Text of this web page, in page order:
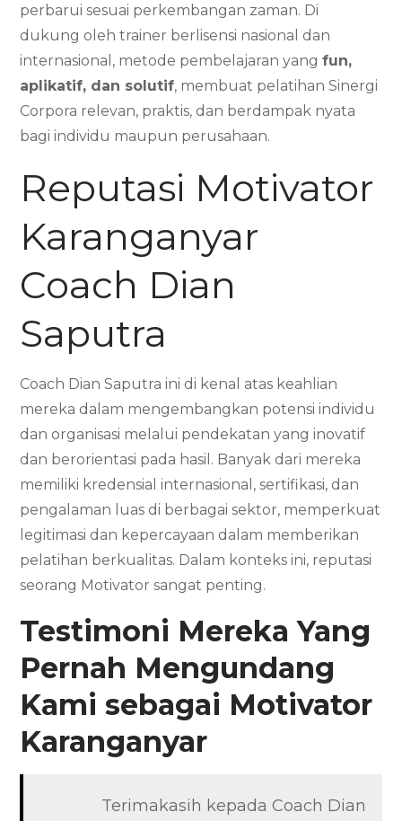
perbarui sesuai perkembangan zaman. Di
dukung oleh trainer berlisensi nasional dan
internasional, metode pembelajaran yangfun,
aplikatif, dan solutif, membuat pelatihan Sinergi
Corpora relevan, praktis, dan berdampak nyata
bagi individu maupun perusahaan.
Reputasi Motivator
Karanganyar
Coach Dian
Saputra
Coach Dian Saputra ini di kenal atas keahlian
mereka dalam mengembangkan potensi individu
dan organisasi melalui pendekatan yang inovatif
dan berorientasi pada hasil. Banyak dari mereka
memiliki kredensial internasional, sertifikasi, dan
pengalaman luas di berbagai sektor, memperkuat
legitimasi dan kepercayaan dalam memberikan
pelatihan berkualitas. Dalam konteks ini, reputasi
seorang Motivator sangat penting.
Testimoni Mereka Yang
Pernah Mengundang
Kami sebagai Motivator
Karanganyar
Terimakasih kepada Coach Dian